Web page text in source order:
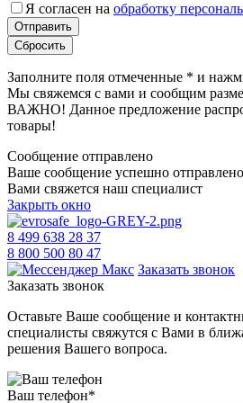
Я согласен на обработку
Заполните поля отмеченные * и
Мы свяжемся с вами и сообщим
ВАЖНО! Данное предложение
товары!
Сообщение отправлено
Ваше сообщение успешно
Вами свяжется наш специалист
Закрыть окно
8 499 638 28 37
8 800 500 80 47
Заказать звонок
Заказать звонок
Оставьте Ваше сообщение и
специалисты свяжутся с Вами в
решения Вашего вопроса.
Ваш телефон*